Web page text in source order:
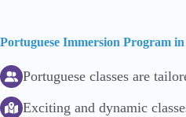
Portuguese Immersion Program
Portuguese classes are
Exciting and dynamic